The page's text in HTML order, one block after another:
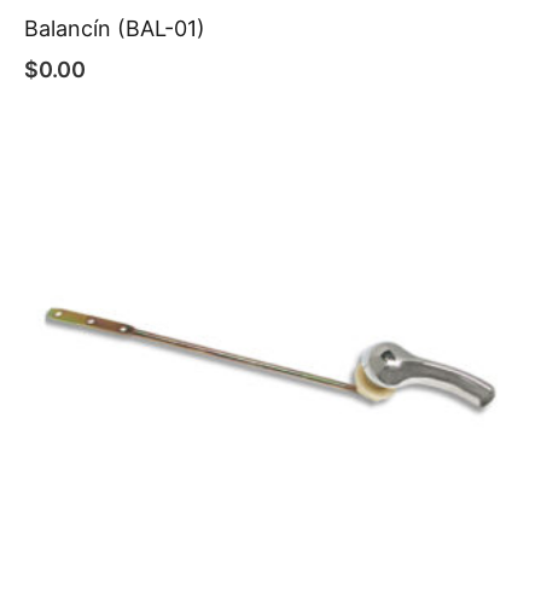
Balancín (BAL-01)
$0.00